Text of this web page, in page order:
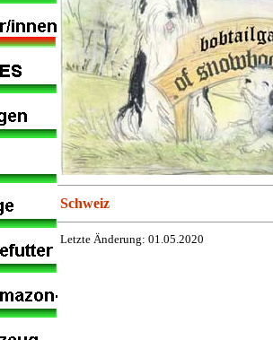
Schweiz
Letzte Änderung: 01.05.2020